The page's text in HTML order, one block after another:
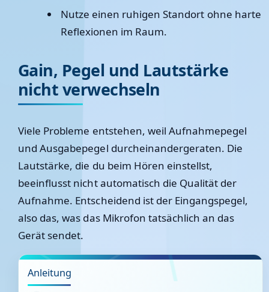
Nutze einen ruhigen Standort ohne harte
Reflexionen im Raum.
Gain, Pegel und Lautstärke
nicht verwechseln
Viele Probleme entstehen, weil Aufnahmepegel
und Ausgabepegel durcheinandergeraten. Die
Lautstärke, die du beim Hören einstellst,
beeinflusst nicht automatisch die Qualität der
Aufnahme. Entscheidend ist der Eingangspegel,
also das, was das Mikrofon tatsächlich an das
Gerät sendet.
Anleitung